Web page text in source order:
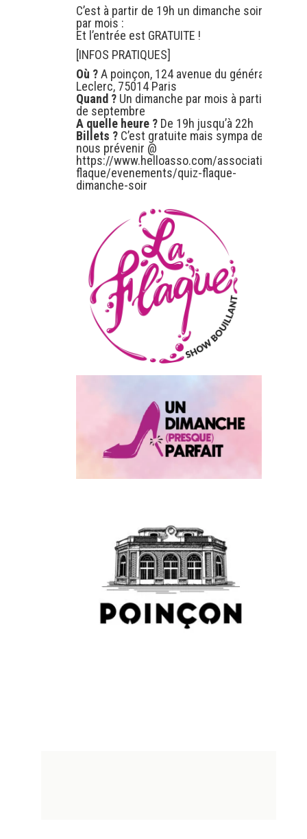
C’est à partir de 19h un dimanche soir
par mois :
Et l’entrée est GRATUITE !
[INFOS PRATIQUES]
Où ?A poinçon, 124 avenue du général
Leclerc, 75014 Paris
Quand ?Un dimanche par mois à partir
de septembre
A quelle heure ?De 19h jusqu’à 22h
Billets ?C’est gratuite mais sympa de
nous prévenir @
https://www.helloasso.com/associations/la-
flaque/evenements/quiz-flaque-
dimanche-soir